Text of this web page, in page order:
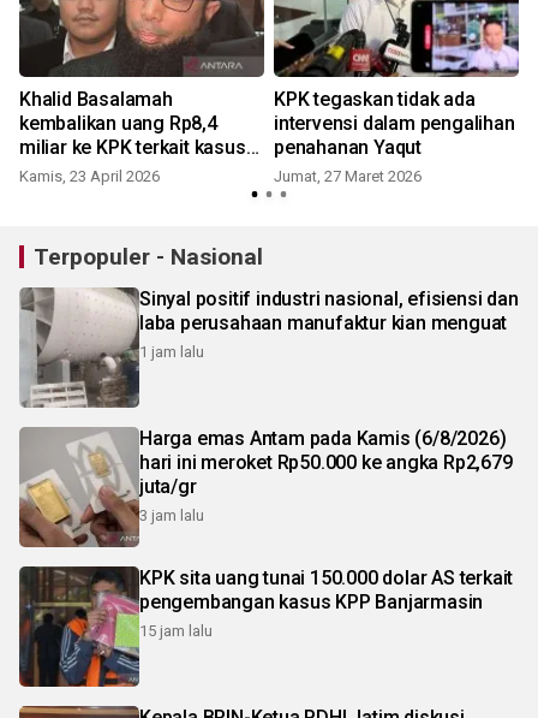
Khalid Basalamah
kembalikan uang Rp8,4
miliar ke KPK terkait kasus
kuota haji
Kamis, 23 April 2026
KPK tegaskan tidak ada
intervensi dalam pengalihan
penahanan Yaqut
Jumat, 27 Maret 2026
Terpopuler - Nasional
Sinyal positif industri nasional, efisiensi dan
laba perusahaan manufaktur kian menguat
1 jam lalu
Harga emas Antam pada Kamis (6/8/2026)
hari ini meroket Rp50.000 ke angka Rp2,679
juta/gr
3 jam lalu
KPK sita uang tunai 150.000 dolar AS terkait
pengembangan kasus KPP Banjarmasin
15 jam lalu